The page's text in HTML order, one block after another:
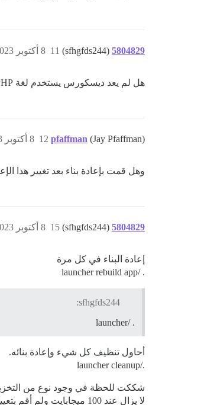
5804829
(sfhgfds244) 8 أكتوبر 2023، 1:00ص 11
هل لم يعد ديسكورس يستخدم لغة PHP؟
pfaffman (Jay Pfaffman) 8 أكتوبر 2023، 11:55ص 12
وهل قمت بإعادة بناء بعد تغيير هذا
5804829
(sfhgfds244) 8 أكتوبر 2023، 2:42م 15
إعادة البناء في كل مرة
. /launcher rebuild app
sfhgfds244:
. /launcher
أحاول تنظيف كل شيء وإعادة بنائه.
./launcher cleanup
شككت للحظة في وجود نوع من التخزين